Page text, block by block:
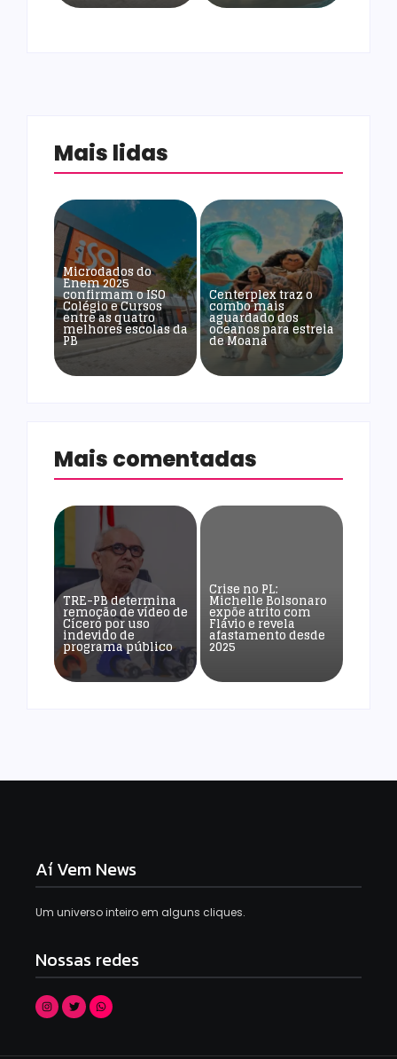
Mais lidas
Microdados do
Enem 2025
confirmam o ISO
Colégio e Cursos
entre as quatro
melhores escolas da
PB
Centerplex traz o
combo mais
aguardado dos
oceanos para estreia
de Moana
Mais comentadas
TRE-PB determina
remoção de vídeo de
Cícero por uso
indevido de
programa público
Crise no PL:
Michelle Bolsonaro
expõe atrito com
Flávio e revela
afastamento desde
2025
Aí Vem News
Um universo inteiro em alguns cliques.
Nossas redes